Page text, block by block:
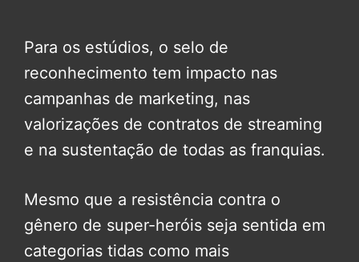
Para os estúdios, o selo de
reconhecimento tem impacto nas
campanhas de marketing, nas
valorizações de contratos de streaming
e na sustentação de todas as franquias.
Mesmo que a resistência contra o
gênero de super-heróis seja sentida em
categorias tidas como mais